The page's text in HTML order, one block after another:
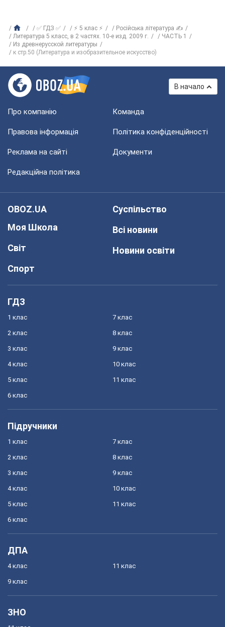
✅ ГДЗ ✅ ⚡ 5 клас ⚡
Російська література ✍
Литература 5 класс, в 2 частях. 10-е изд. 2009 г.
ЧАСТЬ 1
Из древнерусской литературы
к стр.50 (Литература и изобразительное искусство)
В начало
Про компанію Команда
Правова інформація Політика конфіденційності
Реклама на сайті Документи
Редакційна політика
OBOZ.UA
Моя Школа
Світ
Спорт
Суспільство
Всі новини
Новини освіти
ГДЗ
1 клас
2 клас
3 клас
4 клас
5 клас
6 клас
7 клас
8 клас
9 клас
10 клас
11 клас
Підручники
1 клас
2 клас
3 клас
4 клас
5 клас
6 клас
7 клас
8 клас
9 клас
10 клас
11 клас
ДПА
4 клас
9 клас
11 клас
ЗНО